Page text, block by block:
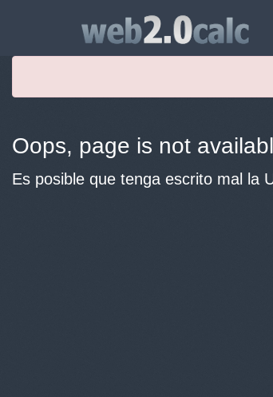
Oops, page is not
Es posible que tenga escrito mal la